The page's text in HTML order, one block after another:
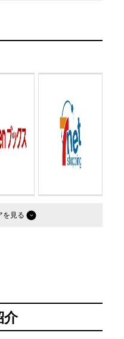
9784344400313
介